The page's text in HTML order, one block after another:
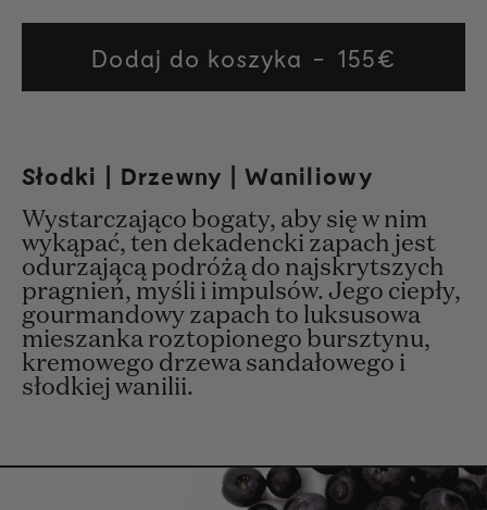
Dodaj do koszyka
Regular
price
155€
Słodki | Drzewny | Waniliowy
Wystarczająco bogaty, aby się w nim
wykąpać, ten dekadencki zapach jest
odurzającą podróżą do najskrytszych
pragnień, myśli i impulsów. Jego ciepły,
gourmandowy zapach to luksusowa
mieszanka roztopionego bursztynu,
kremowego drzewa sandałowego i
słodkiej wanilii.